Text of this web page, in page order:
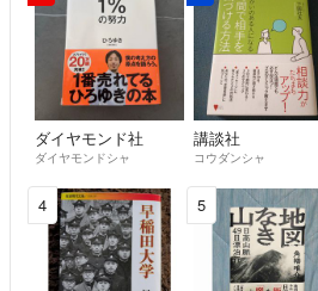
ダイヤモンド社
ダイヤモンドシャ
講談社
コウダンシャ
4 5